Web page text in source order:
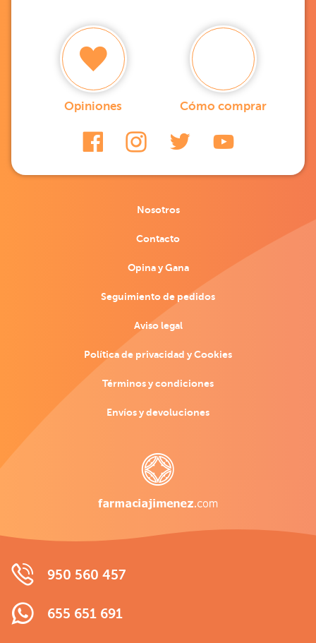
Opiniones Cómo comprar
Nosotros
Contacto
Opina y Gana
Seguimiento de pedidos
Aviso legal
Política de privacidad y Cookies
Términos y condiciones
Envíos y devoluciones
950 560 457
655 651 691